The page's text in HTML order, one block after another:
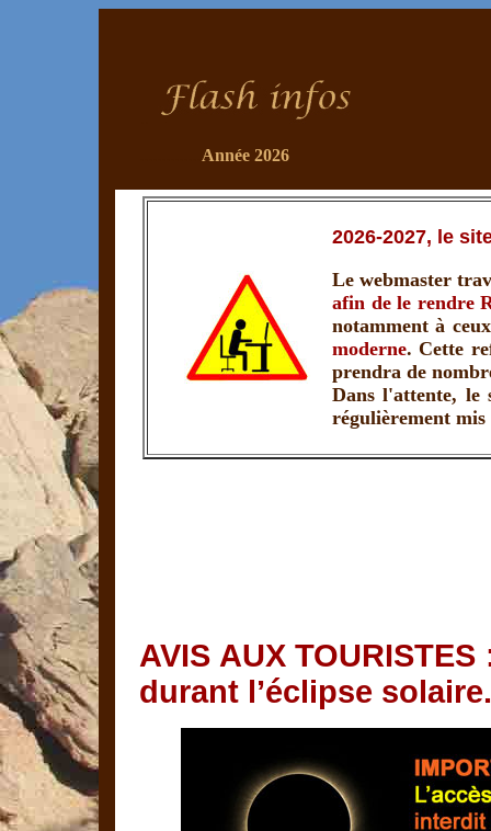
Année 2026
2026-2027, le
Le webmaster
afin de le rendre
notamment à
moderne. Cette
prendra de
Dans l'attente, le
régulièrement
AVIS AUX
durant l’éclipse solaire.